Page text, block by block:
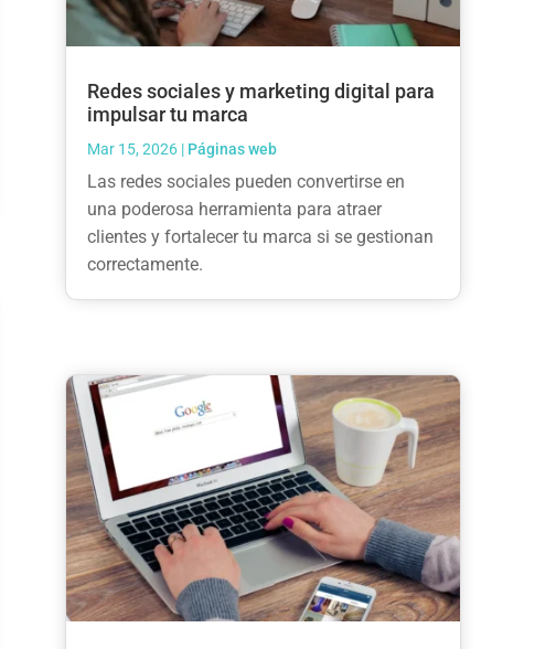
Redes sociales y marketing digital para
impulsar tu marca
Mar 15, 2026| Páginas web
Las redes sociales pueden convertirse en
una poderosa herramienta para atraer
clientes y fortalecer tu marca si se gestionan
correctamente.